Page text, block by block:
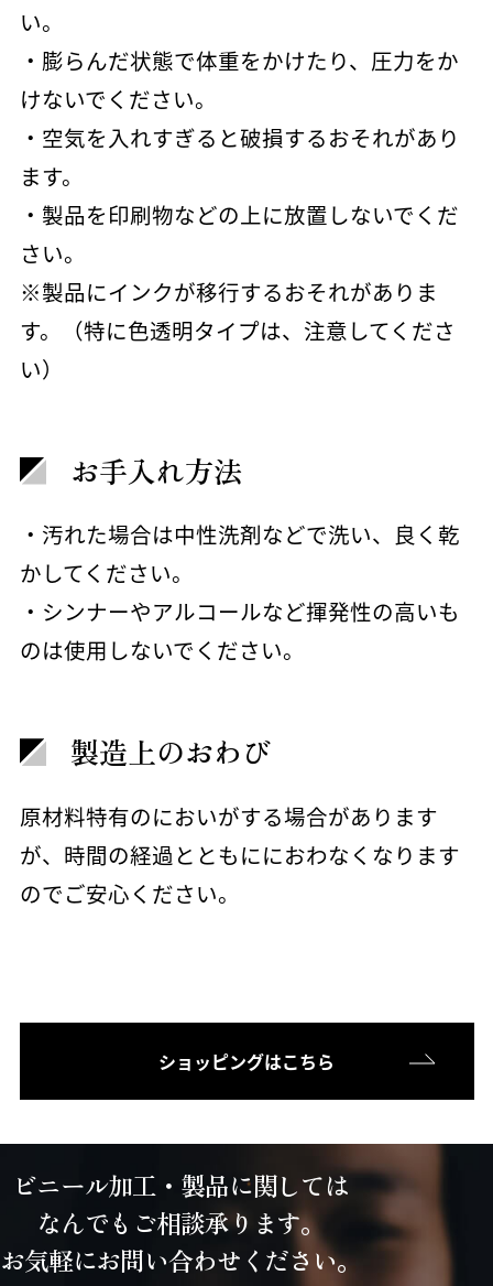
い。
・膨らんだ状態で体重をかけたり、圧力をか
けないでください。
・空気を入れすぎると破損するおそれがあり
ます。
・製品を印刷物などの上に放置しないでくだ
さい。
※製品にインクが移行するおそれがありま
す。（特に色透明タイプは、注意してくださ
い）
お手入れ方法
・汚れた場合は中性洗剤などで洗い、良く乾
かしてください。
・シンナーやアルコールなど揮発性の高いも
のは使用しないでください。
製造上のおわび
原材料特有のにおいがする場合があります
が、時間の経過とともににおわなくなります
のでご安心ください。
ショッピングはこちら
ビニール加工・製品に関しては
なんでもご相談承ります。
お気軽にお問い合わせください。